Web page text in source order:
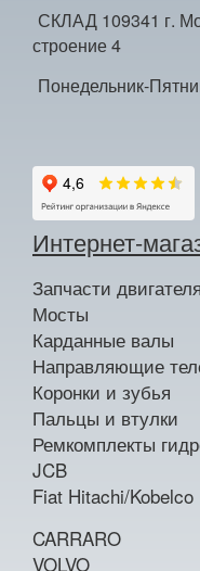
СКЛАД 109341 г.
строение 4
Понедельник-
Интернет-
Запчасти двигателя
Мосты
Карданные валы
Направляющие
Коронки и зубья
Пальцы и втулки
Ремкомплекты
JCB
Fiat Hitachi/Kobelco
CARRARO
VOLVO